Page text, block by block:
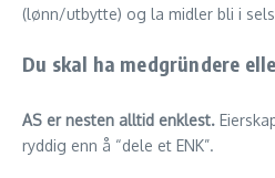
(lønn/utbytte) og la midler bli i
Du skal ha medgründere
AS er nesten alltid enklest.
ryddig enn å “dele et ENK”.